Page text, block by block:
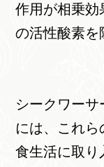
作用が相乗効
の活性酸素を
シークワー
には、これ
食生活に取り